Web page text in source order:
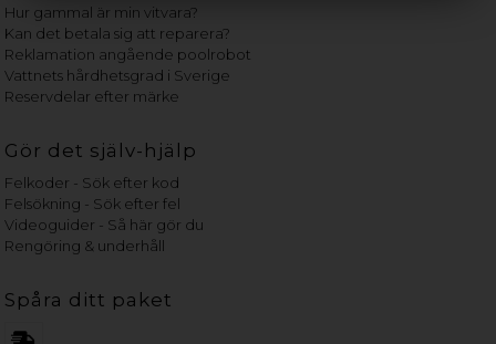
Hur gammal är min vitvara?
Kan det betala sig att reparera?
Reklamation angående poolrobot
Vattnets hårdhetsgrad i Sverige
Reservdelar efter märke
Gör det själv-hjälp
Felkoder - Sök efter kod
Felsökning - Sök efter fel
Videoguider - Så här gör du
Rengöring & underhåll
Spåra ditt paket